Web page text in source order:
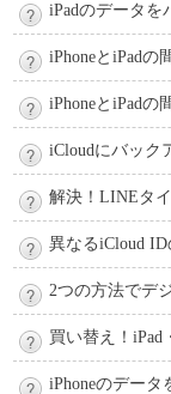
iPadのデータを
iPhoneとiPadの
iPhoneとiPadの
iCloudにバック
解決！LINEタ
異なるiCloud
2つの方法でデ
買い替え！iPad
iPhoneのデータ